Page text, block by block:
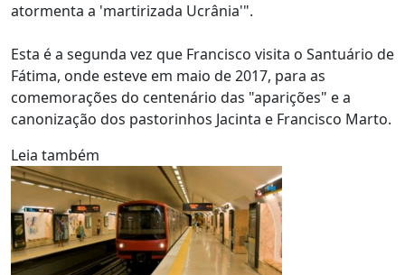
atormenta a 'martirizada Ucrânia'".
Esta é a segunda vez que Francisco visita o Santuário de
Fátima, onde esteve em maio de 2017, para as
comemorações do centenário das "aparições" e a
canonização dos pastorinhos Jacinta e Francisco Marto.
Leia também